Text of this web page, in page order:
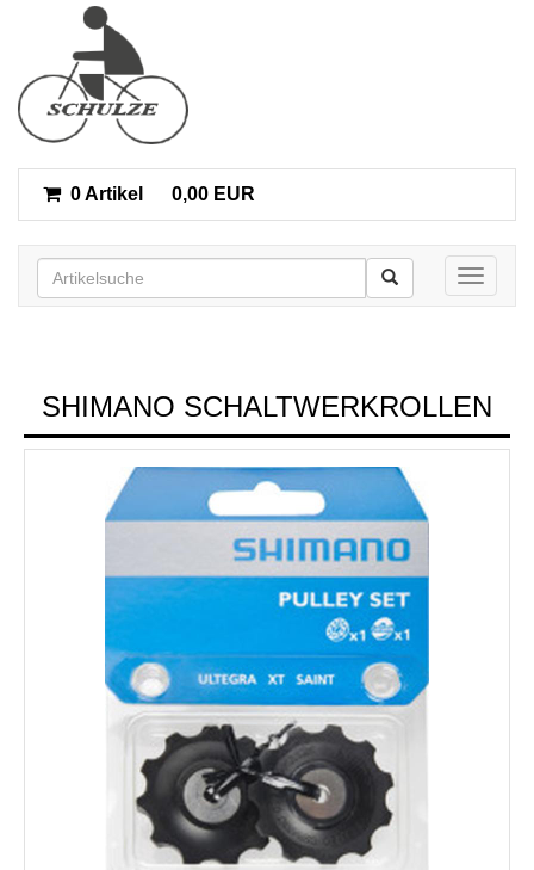
0 Artikel 0,00 EUR
Toggle
SHIMANO SCHALTWERKROLLEN